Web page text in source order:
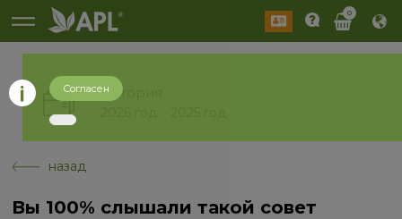
0
История
назад
Вы 100% слышали такой совет
Согласен